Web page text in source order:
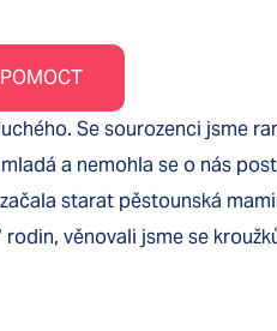
Se sourozenci jsme
a nemohla se o nás
starat pěstounská
věnovali jsme se